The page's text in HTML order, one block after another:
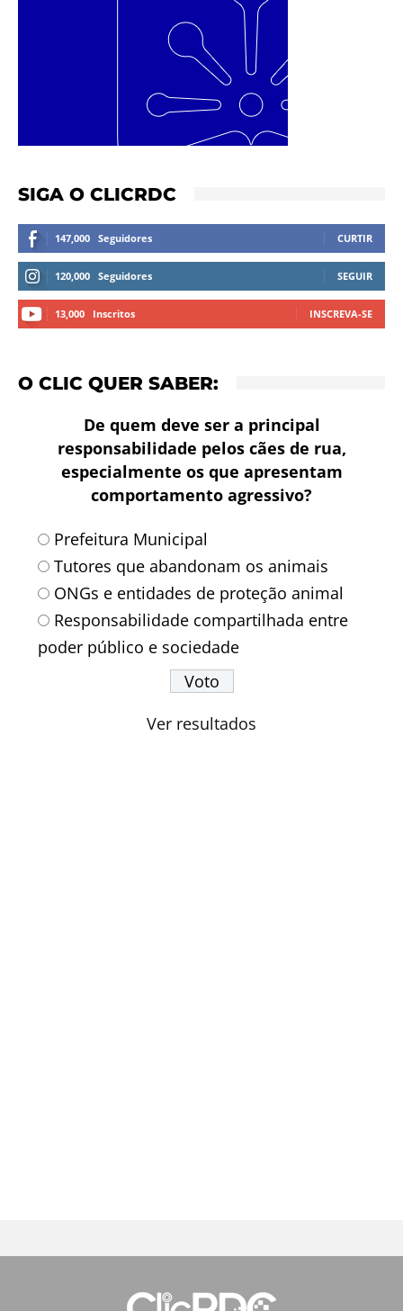
SIGA O CLICRDC
147,000 Seguidores CURTIR
120,000 Seguidores SEGUIR
13,000 Inscritos INSCREVA-SE
O CLIC QUER SABER:
De quem deve ser a principal
responsabilidade pelos cães de rua,
especialmente os que apresentam
comportamento agressivo?
Prefeitura Municipal
Tutores que abandonam os animais
ONGs e entidades de proteção animal
Responsabilidade compartilhada entre
poder público e sociedade
Ver resultados